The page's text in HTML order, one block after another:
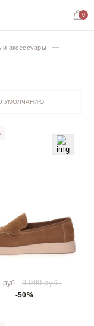
0
и аксессуары
УМОЛЧАНИЮ
руб. 9 990 руб.
-50%